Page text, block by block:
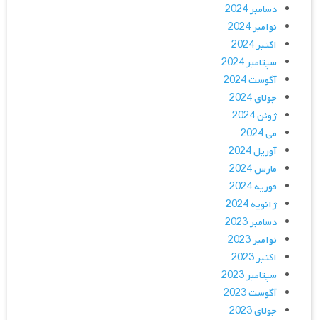
دسامبر 2024
نوامبر 2024
اکتبر 2024
سپتامبر 2024
آگوست 2024
جولای 2024
ژوئن 2024
می 2024
آوریل 2024
مارس 2024
فوریه 2024
ژانویه 2024
دسامبر 2023
نوامبر 2023
اکتبر 2023
سپتامبر 2023
آگوست 2023
جولای 2023